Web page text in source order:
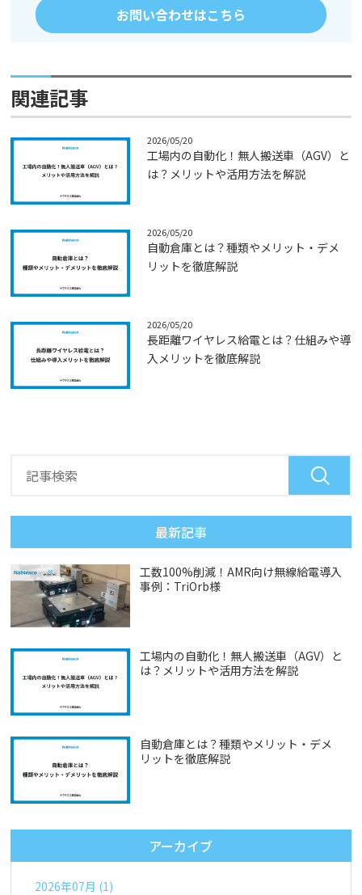
お問い合わせはこちら
関連記事
2026/05/20
工場内の自動化！無人搬送車（AGV）と
は？メリットや活用方法を解説
2026/05/20
自動倉庫とは？種類やメリット・デメ
リットを徹底解説
2026/05/20
長距離ワイヤレス給電とは？仕組みや導
入メリットを徹底解説
最新記事
工数100%削減！AMR向け無線給電導入
事例：TriOrb様
工場内の自動化！無人搬送車（AGV）と
は？メリットや活用方法を解説
自動倉庫とは？種類やメリット・デメ
リットを徹底解説
アーカイブ
2026年07月 (1)